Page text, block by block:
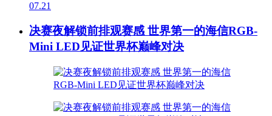
07.21
决赛夜解锁前排观赛感 世界第一的海信RGB-
Mini LED见证世界杯巅峰对决